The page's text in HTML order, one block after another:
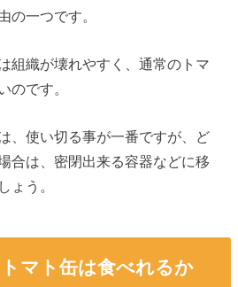
の一つです。
組織が壊れやすく、通常のトマ
のです。
、使い切る事が一番ですが、ど
合は、密閉出来る容器などに移
ょう。
マト缶は食べれるか